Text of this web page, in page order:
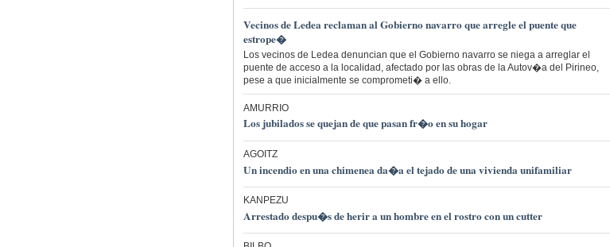
Vecinos de Ledea reclaman al Gobierno navarro que arregle el puente que
estrope�
Los vecinos de Ledea denuncian que el Gobierno navarro se niega a arreglar el
puente de acceso a la localidad, afectado por las obras de la Autov�a del Pirineo,
pese a que inicialmente se comprometi� a ello.
AMURRIO
Los jubilados se quejan de que pasan fr�o en su hogar
AGOITZ
Un incendio en una chimenea da�a el tejado de una vivienda unifamiliar
KANPEZU
Arrestado despu�s de herir a un hombre en el rostro con un cutter